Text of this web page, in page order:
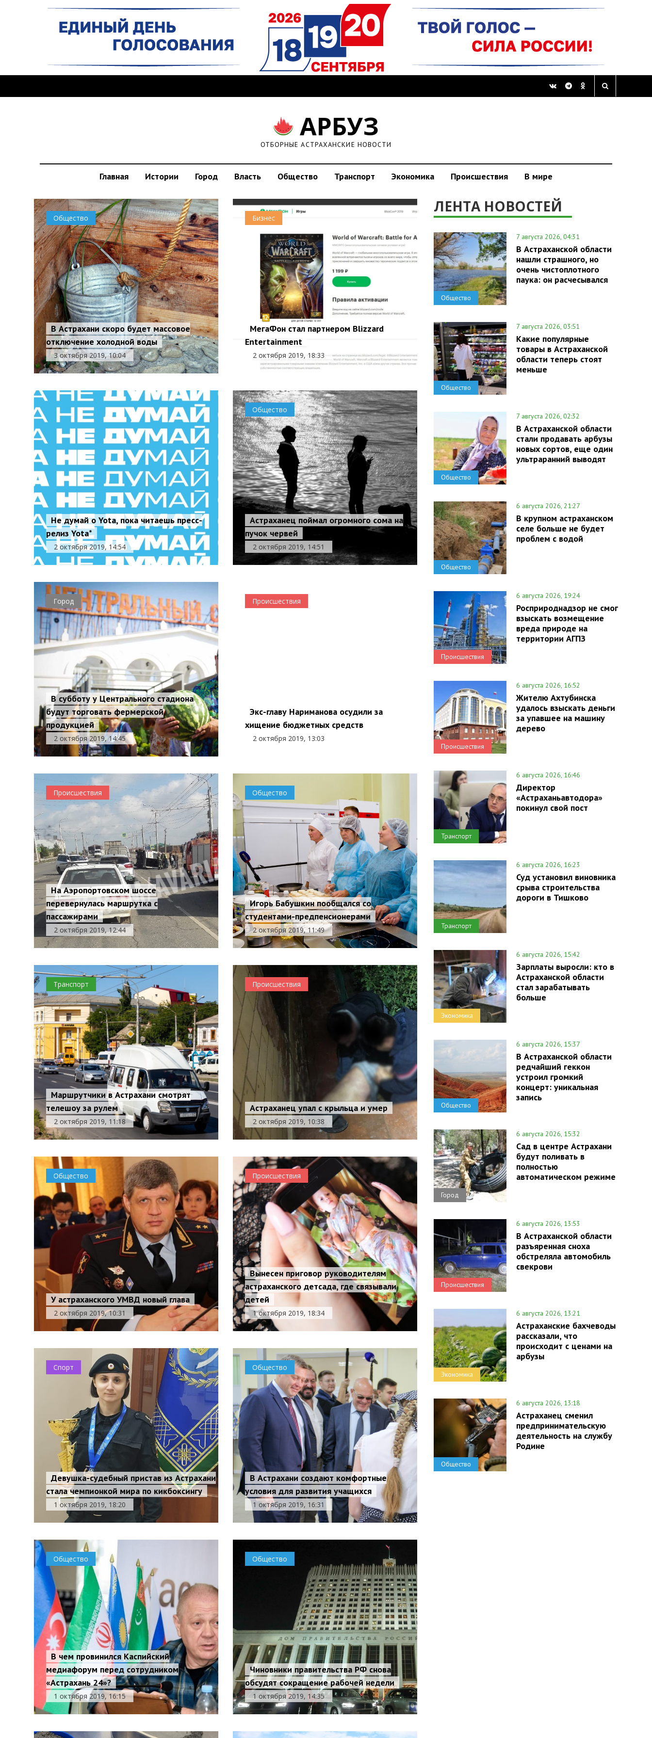
АРБУЗ
ОТБОРНЫЕ АСТРАХАНСКИЕ НОВОСТИ
Главная Истории Город Власть Общество Транспорт Экономика Происшествия В мире
Общество
В Астрахани скоро будет массовое
отключение холодной воды
3 октября 2019, 10:04
Бизнес
МегаФон стал партнером Blizzard
Entertainment
2 октября 2019, 18:33
Не думай о Yota, пока читаешь пресс-
релиз Yota*
2 октября 2019, 14:54
Общество
Астраханец поймал огромного сома на
пучок червей
2 октября 2019, 14:51
Город
В субботу у Центрального стадиона
будут торговать фермерской
продукцией
2 октября 2019, 14:45
Происшествия
Экс-главу Нариманова осудили за
хищение бюджетных средств
2 октября 2019, 13:03
Происшествия
На Аэропортовском шоссе
перевернулась маршрутка с
пассажирами
2 октября 2019, 12:44
Общество
Игорь Бабушкин пообщался со
студентами-предпенсионерами
2 октября 2019, 11:49
Транспорт
Маршрутчики в Астрахани смотрят
телешоу за рулем
2 октября 2019, 11:18
Происшествия
Астраханец упал с крыльца и умер
2 октября 2019, 10:38
Общество
У астраханского УМВД новый глава
2 октября 2019, 10:31
Происшествия
Вынесен приговор руководителям
астраханского детсада, где связывали
детей
1 октября 2019, 18:34
Спорт
Девушка-судебный пристав из Астрахани
стала чемпионкой мира по кикбоксингу
1 октября 2019, 18:20
Общество
В Астрахани создают комфортные
условия для развития учащихся
1 октября 2019, 16:31
Общество
В чем провинился Каспийский
медиафорум перед сотрудником
«Астрахань 24»?
1 октября 2019, 16:15
Общество
Чиновники правительства РФ снова
обсудят сокращение рабочей недели
1 октября 2019, 14:35
ЛЕНТА НОВОСТЕЙ
Общество
7 августа 2026, 04:31
В Астраханской области
нашли страшного, но
очень чистоплотного
паука: он расчесывался
Общество
7 августа 2026, 03:51
Какие популярные
товары в Астраханской
области теперь стоят
меньше
Общество
7 августа 2026, 02:32
В Астраханской области
стали продавать арбузы
новых сортов, еще один
ультраранний выводят
Общество
6 августа 2026, 21:27
В крупном астраханском
селе больше не будет
проблем с водой
Происшествия
6 августа 2026, 19:24
Росприроднадзор не смог
взыскать возмещение
вреда природе на
территории АГПЗ
Происшествия
6 августа 2026, 16:52
Жителю Ахтубинска
удалось взыскать деньги
за упавшее на машину
дерево
Транспорт
6 августа 2026, 16:46
Директор
«Астраханьавтодора»
покинул свой пост
Транспорт
6 августа 2026, 16:23
Суд установил виновника
срыва строительства
дороги в Тишково
Экономика
6 августа 2026, 15:42
Зарплаты выросли: кто в
Астраханской области
стал зарабатывать
больше
Общество
6 августа 2026, 15:37
В Астраханской области
редчайший геккон
устроил громкий
концерт: уникальная
запись
Город
6 августа 2026, 15:32
Сад в центре Астрахани
будут поливать в
полностью
автоматическом режиме
Происшествия
6 августа 2026, 13:53
В Астраханской области
разъяренная сноха
обстреляла автомобиль
свекрови
Экономика
6 августа 2026, 13:21
Астраханские бахчеводы
рассказали, что
происходит с ценами на
арбузы
Общество
6 августа 2026, 13:18
Астраханец сменил
предпринимательскую
деятельность на службу
Родине